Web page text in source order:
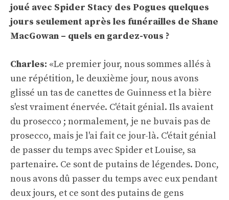
joué avec Spider Stacy des Pogues quelques
jours seulement après les funérailles de Shane
MacGowan – quels en gardez-vous ?
Charles: «Le premier jour, nous sommes allés à
une répétition, le deuxième jour, nous avons
glissé un tas de canettes de Guinness et la bière
s'est vraiment énervée. C'était génial. Ils avaient
du prosecco ; normalement, je ne buvais pas de
prosecco, mais je l'ai fait ce jour-là. C'était génial
de passer du temps avec Spider et Louise, sa
partenaire. Ce sont de putains de légendes. Donc,
nous avons dû passer du temps avec eux pendant
deux jours, et ce sont des putains de gens